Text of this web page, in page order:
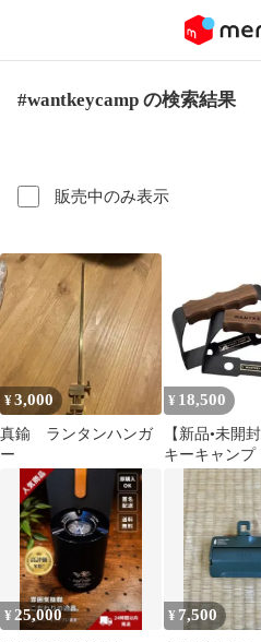
#wantkeycamp の検索結果
販売中のみ表示
¥3,000
真鍮 ランタンハンガ
ー
¥ 18,500
【新品•未開
キーキャン
WANTKEY
HANDLE25
¥ 25,000 ¥ 7,500